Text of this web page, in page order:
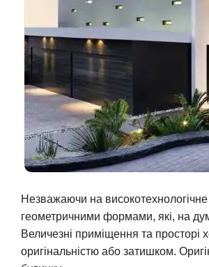
Незважаючи на
геометричними формами, які, на
Величезні приміщення та просторі
оригінальністю або затишком.